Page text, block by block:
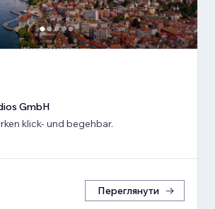
GmbH
klick- und begehbar.
Переглянути